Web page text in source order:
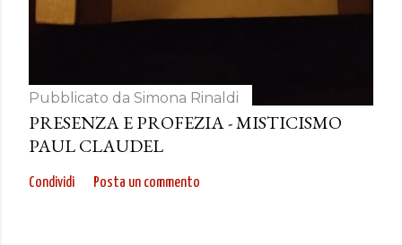
Pubblicato da Simona Rinaldi
PRESENZA E PROFEZIA - MISTICISMO
PAUL CLAUDEL
Condividi Posta un commento